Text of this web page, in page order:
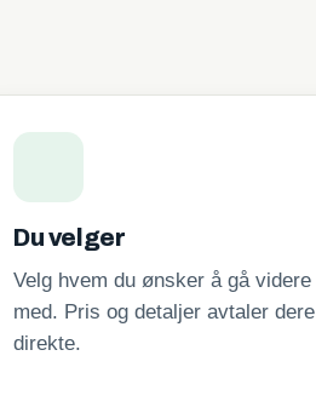
Du velger
Velg hvem du ønsker å gå videre
med. Pris og detaljer avtaler dere
direkte.